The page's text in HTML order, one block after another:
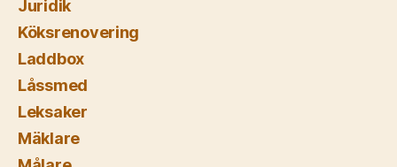
Juridik
Köksrenovering
Laddbox
Låssmed
Leksaker
Mäklare